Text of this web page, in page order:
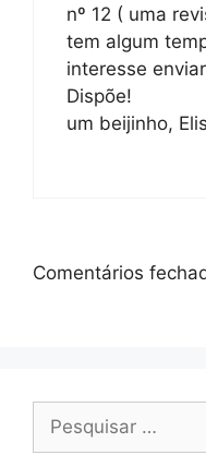
nº 12 ( uma
tem algum
interesse
Dispõe!
um beijinho,
Comentários
Pesquisar